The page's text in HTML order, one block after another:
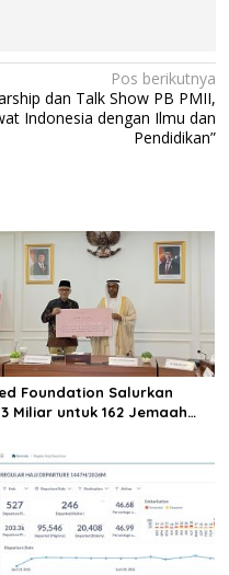
Pos berikutnya
dan Talk Show PB PMII,
Indonesia dengan Ilmu dan
Pendidikan”
Foundation Salurkan
Miliar untuk 162 Jemaah
Haji RI–UEA